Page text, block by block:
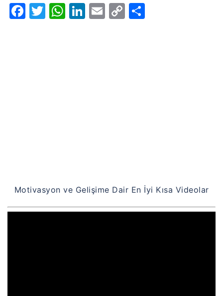
Facebook
Twitter
WhatsApp
LinkedIn
Email
Copy
Motivasyon ve Gelişime Dair En İyi Kısa Videolar